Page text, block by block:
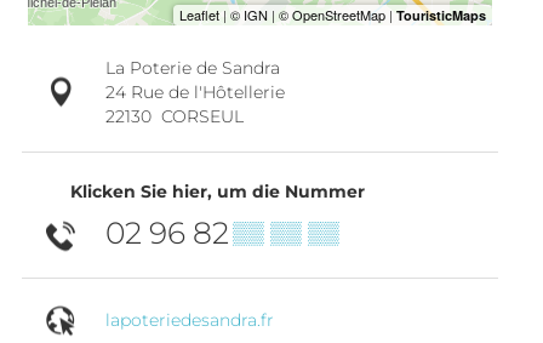
La Poterie de Sandra
24 Rue de l'Hôtellerie
22130 CORSEUL
Klicken Sie hier, um die Nummer
02 96 82▒▒ ▒▒ ▒▒
lapoteriedesandra.fr